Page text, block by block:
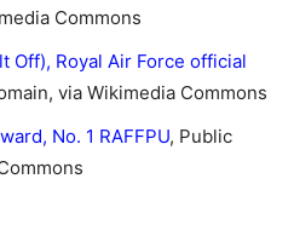
Commons
Off), Royal Air Force official
via Wikimedia Commons
No. 1 RAFFPU, Public